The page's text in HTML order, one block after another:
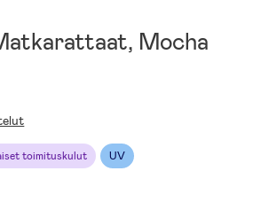
Mocha
toimituskulut UV